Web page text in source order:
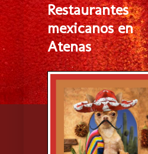
Restaurantes
mexicanos en
Atenas